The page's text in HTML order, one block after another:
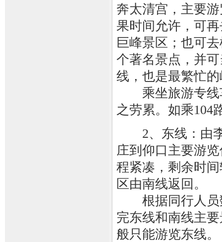
奔太清宫，主要
果时间允许，可
巨峰景区；也可
个著名景点，并
线，也是最繁忙
乘坐旅游专线
之劳累。如乘104
2、东线：由李
庄到仰口主要游
程紧凑，剩余时
区由南线返回。
根据同行人员
完东线和南线主
般只能游览东线。